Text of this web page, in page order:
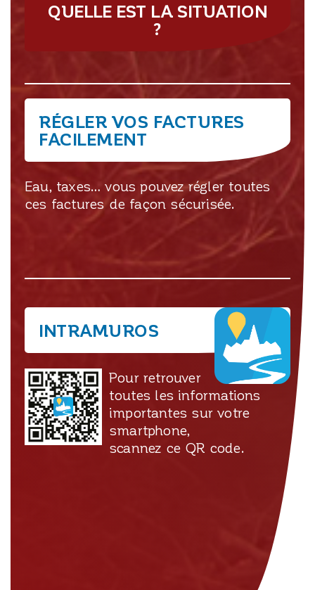
QUELLE EST LA SITUATION
?
RÉGLER VOS FACTURES
FACILEMENT
Eau, taxes… vous pouvez régler toutes
ces factures de façon sécurisée.
INTRAMUROS
Pour retrouver
toutes les informations
importantes sur votre
smartphone,
scannez ce QR code.